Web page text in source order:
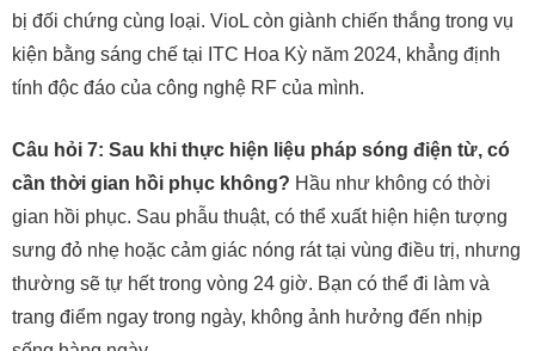
bị đối chứng cùng loại. VioL còn giành chiến thắng trong vụ
kiện bằng sáng chế tại ITC Hoa Kỳ năm 2024, khẳng định
tính độc đáo của công nghệ RF của mình.
Câu hỏi 7: Sau khi thực hiện liệu pháp sóng điện từ, có
cần thời gian hồi phục không? Hầu như không có thời
gian hồi phục. Sau phẫu thuật, có thể xuất hiện hiện tượng
sưng đỏ nhẹ hoặc cảm giác nóng rát tại vùng điều trị, nhưng
thường sẽ tự hết trong vòng 24 giờ. Bạn có thể đi làm và
trang điểm ngay trong ngày, không ảnh hưởng đến nhịp